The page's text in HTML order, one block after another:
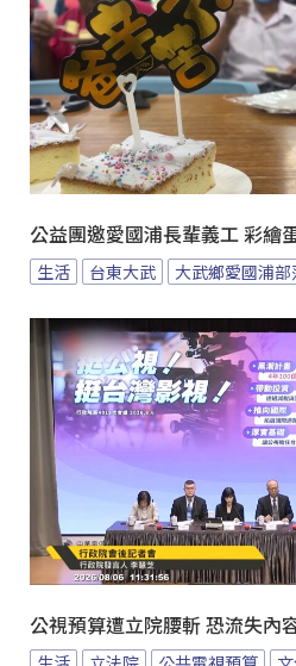
公益團邀愛國浦長輩義工 彩繪
生活 台東大武 大武鄉愛國浦部
公視預算遭立院腰斬 恐流失內